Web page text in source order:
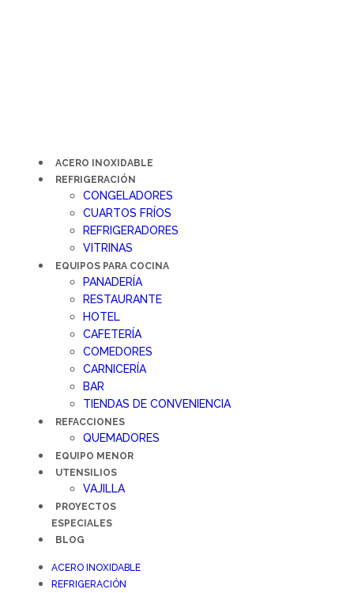
ACERO INOXIDABLE
REFRIGERACIÓN
CONGELADORES
CUARTOS FRÍOS
REFRIGERADORES
VITRINAS
EQUIPOS PARA COCINA
PANADERÍA
RESTAURANTE
HOTEL
CAFETERÍA
COMEDORES
CARNICERÍA
BAR
TIENDAS DE CONVENIENCIA
REFACCIONES
QUEMADORES
EQUIPO MENOR
UTENSILIOS
VAJILLA
PROYECTOS
ESPECIALES
BLOG
ACERO INOXIDABLE
REFRIGERACIÓN